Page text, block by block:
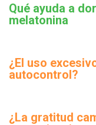
Qué ayuda a
melatonina
¿El uso
autocontrol?
¿La gratitud